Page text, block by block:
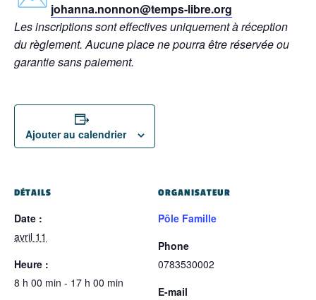
johanna.nonnon@temps-libre.org
Les inscriptions sont effectives uniquement à réception
du règlement. Aucune place ne pourra être réservée ou
garantie sans paiement.
Ajouter au calendrier
DÉTAILS
Date :
avril 11
Heure :
8 h 00 min - 17 h 00 min
ORGANISATEUR
Pôle Famille
Phone
0783530002
E-mail